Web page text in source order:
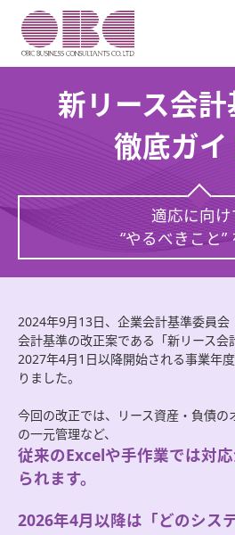
新リース会計
徹底ガイ
適応に向け
“やるべきこと”
2024年9月13日、企業会計基準委員会
会計基準の改正案である「新リース会
2027年4月1日以降開始される事業年
りました。
今回の改正では、リース資産・負債の
の一元管理など、
従来のExcelや手作業では対
られます。
2026年4月以降は「どのシス